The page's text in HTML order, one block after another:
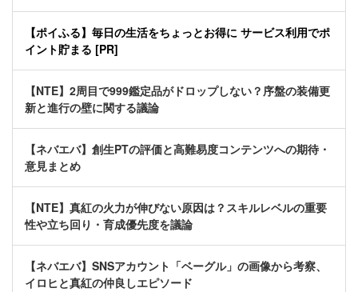
【ポイふる】毎日の生活をちょっとお得に サービス利用でポ
イント貯まる [PR]
【NTE】2周目で999鑑定品がドロップしない？序盤の装備更
新と進行の壁に関する議論
【ネバエバ】創生PTの評価と高難易度コンテンツへの期待・
意見まとめ
【NTE】真紅の火力が伸びない原因は？スキルレベルの重要
性や立ち回り・育成優先度を議論
【ネバエバ】SNSアカウント「ベーグル」の画像から考察、
イロヒと真紅の仲良しエピソード